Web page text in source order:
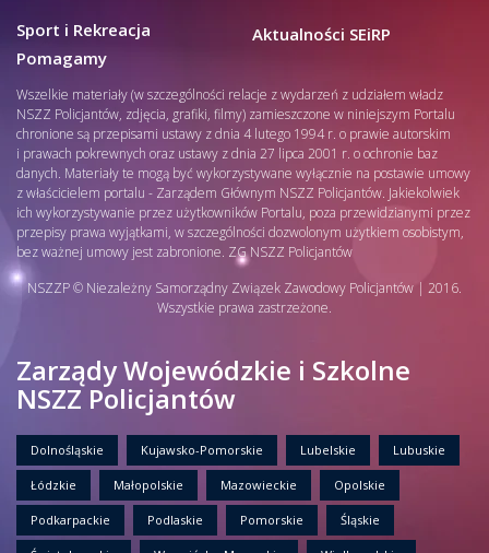
Sport i Rekreacja
Pomagamy
Aktualności SEiRP
Wszelkie materiały (w szczególności relacje z wydarzeń z udziałem władz
NSZZ Policjantów, zdjęcia, grafiki, filmy) zamieszczone w niniejszym Portalu
chronione są przepisami ustawy z dnia 4 lutego 1994 r. o prawie autorskim
i prawach pokrewnych oraz ustawy z dnia 27 lipca 2001 r. o ochronie baz
danych. Materiały te mogą być wykorzystywane wyłącznie na postawie umowy
z właścicielem portalu - Zarządem Głównym NSZZ Policjantów. Jakiekolwiek
ich wykorzystywanie przez użytkowników Portalu, poza przewidzianymi przez
przepisy prawa wyjątkami, w szczególności dozwolonym użytkiem osobistym,
bez ważnej umowy jest zabronione. ZG NSZZ Policjantów
NSZZP © Niezależny Samorządny Związek Zawodowy Policjantów | 2016.
Wszystkie prawa zastrzeżone.
Zarządy Wojewódzkie i Szkolne
NSZZ Policjantów
Dolnośląskie Kujawsko-Pomorskie Lubelskie Lubuskie
Łódzkie Małopolskie Mazowieckie Opolskie
Podkarpackie Podlaskie Pomorskie Śląskie